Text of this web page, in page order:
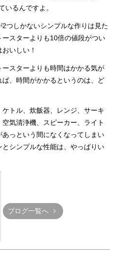
いるんですよ。
つしかないシンプルな作りは見た
スターよりも10倍の値段がつい
いしい！
スターよりも時間はかかる気が
、時間がかかるというのは、ど
トル、炊飯器、レンジ、サーキ
気清浄機、スピーカー、ライト
っという間になくなってしまい
シンプルな性能は、やっぱりい
ブログ一覧へ